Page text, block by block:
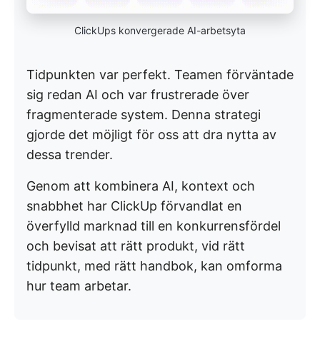
ClickUps konvergerade AI-arbetsyta
Tidpunkten var perfekt. Teamen förväntade
sig redan AI och var frustrerade över
fragmenterade system. Denna strategi
gjorde det möjligt för oss att dra nytta av
dessa trender.
Genom att kombinera AI, kontext och
snabbhet har ClickUp förvandlat en
överfylld marknad till en konkurrensfördel
och bevisat att rätt produkt, vid rätt
tidpunkt, med rätt handbok, kan omforma
hur team arbetar.